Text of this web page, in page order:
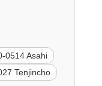
0514 Asahi
Tenjincho